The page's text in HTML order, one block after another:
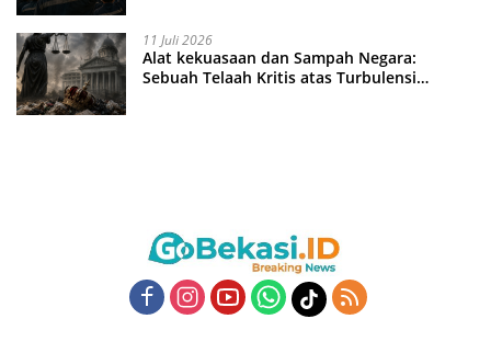
11 Juli 2026
Alat kekuasaan dan Sampah Negara:
Sebuah Telaah Kritis atas Turbulensi